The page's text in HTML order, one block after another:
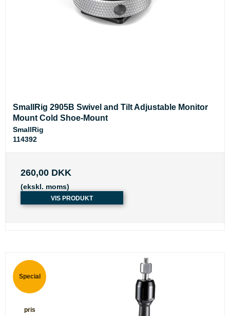
SmallRig 2905B Swivel and Tilt Adjustable Monitor
Mount Cold Shoe-Mount
SmallRig
114392
260,00 DKK
(ekskl. moms)
VIS PRODUKT
Special
pris